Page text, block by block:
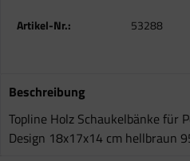
Artikel-Nr.: 53288
Beschreibung
Topline Holz Schaukelbänke für
Design 18x17x14 cm hellbraun